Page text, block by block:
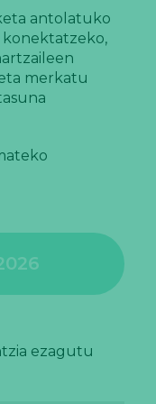
antolatuko
konektatzeko,
merkatu
ezagutu